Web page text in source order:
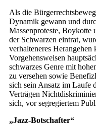
Als die
Dynamik gewann und
Massenproteste, Boykotte
der Schwarzen eintrat,
verhalteneres
Vorgehensweisen
schwarzes Genre mit
zu versehen sowie
sich sein Ansatz im Laufe
Verträgen
sich, vor segregiertem
„Jazz-Botschafter“